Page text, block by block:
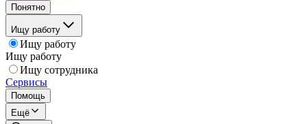
Понятно
Ищу работу
Ищу работу
Ищу работу
Ищу сотрудника
Сервисы
Помощь
Ещё